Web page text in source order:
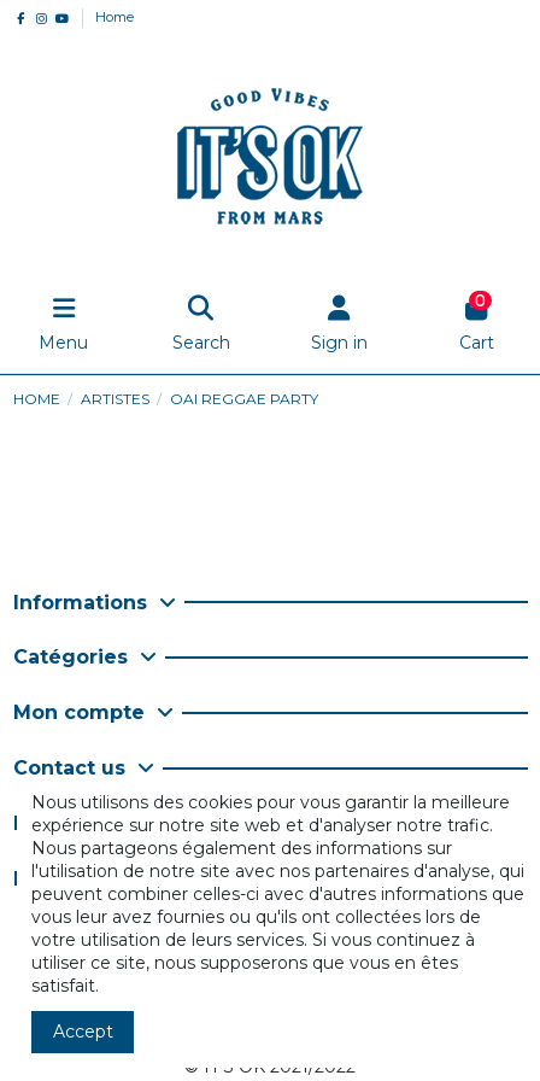
Home
Menu Search Sign in
0
Cart
HOME ARTISTES OAI REGGAE PARTY
Informations
Catégories
Mon compte
Contact us
Follow us
Newsletter
© IT'S OK 2021/2022
Nous utilisons des cookies pour vous garantir la meilleure
expérience sur notre site web et d'analyser notre trafic.
Nous partageons également des informations sur
l'utilisation de notre site avec nos partenaires d'analyse, qui
peuvent combiner celles-ci avec d'autres informations que
vous leur avez fournies ou qu'ils ont collectées lors de
votre utilisation de leurs services. Si vous continuez à
utiliser ce site, nous supposerons que vous en êtes
satisfait.
Accept